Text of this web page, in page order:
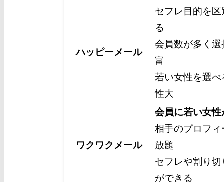
ハッピーメール
セフレ目的を区
る
会員数が多く選
富
若い女性を選べ
性大
ワクワクメール
会員に若い女性
相手のプロフィ
放題
セフレや割り切
ができる